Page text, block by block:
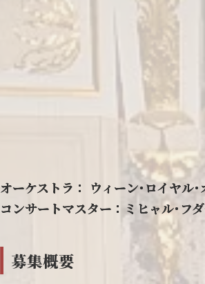
オーケストラ： ウィーン･ロイヤ
コンサートマスター：ミヒャル･
募集概要